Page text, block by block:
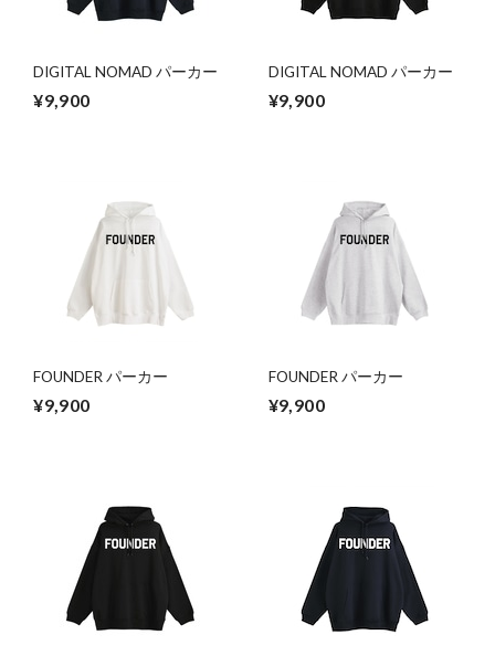
DIGITAL NOMAD パーカー
¥9,900
DIGITAL NOMAD パーカー
¥9,900
FOUNDER パーカー
¥9,900
FOUNDER パーカー
¥9,900